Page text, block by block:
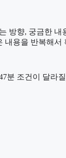
방향, 궁금한 내
용을 반복해서
분 조건이 달라